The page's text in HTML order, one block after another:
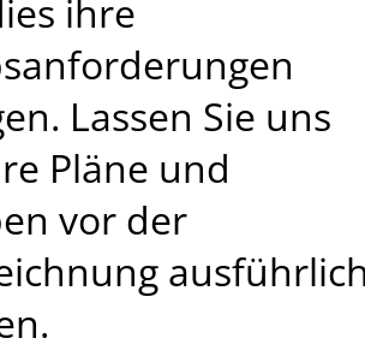
ihre
Lassen Sie uns
Pläne und
vor der